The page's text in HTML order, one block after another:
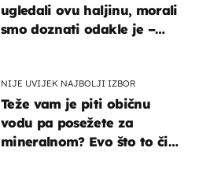
ugledali ovu haljinu, morali
smo doznati odakle je –
NIJE UVIJEK NAJBOLJI IZBOR
Teže vam je piti običnu
vodu pa posežete za
mineralnom? Evo što to čini